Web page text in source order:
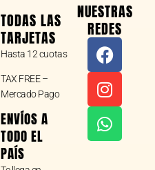
TODAS LAS
TARJETAS
Hasta 12 cuotas
TAX FREE –
Mercado Pago
ENVÍOS A
TODO EL
PAÍS
NUESTRAS
REDES
F
a
c
e
b
o
I
n
s
t
a
g
W
h
a
t
s
a